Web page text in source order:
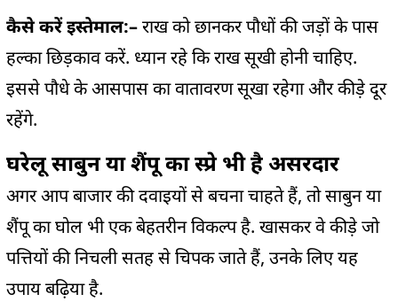
कैसे करें इस्तेमाल:–राख को छानकर पौधों की जड़ों के पास
हल्का छिड़काव करें. ध्यान रहे कि राख सूखी होनी चाहिए.
इससे पौधे के आसपास का वातावरण सूखा रहेगा और कीड़े दूर
रहेंगे.
घरेलू साबुन या शैंपू का स्प्रे भी है असरदार
अगर आप बाजार की दवाइयों से बचना चाहते हैं, तो साबुन या
शैंपू का घोल भी एक बेहतरीन विकल्प है. खासकर वे कीड़े जो
पत्तियों की निचली सतह से चिपक जाते हैं, उनके लिए यह
उपाय बढ़िया है.